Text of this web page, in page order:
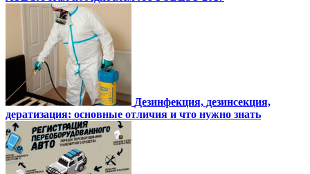
Дезинфекция, дезинсекция,
дератизация: основные отличия и что нужно знать